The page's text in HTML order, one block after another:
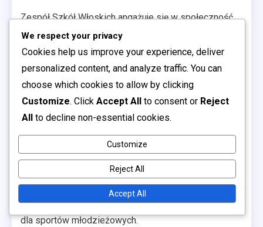
Zespół Szkół Włoskich angażuje się w społeczność
poprzez różne programy wsparcia. Inicjatywy te
często obejmują wizyty w szkołach, kliniki
młodzieżowe i wydarzenia charytatywne mające na
celu promowanie sportu i zdrowego stylu życia wśród
młodych ludzi.
Członkowie społeczności mogą zaangażować się,
wolontaryjnie uczestnicząc w wydarzeniach lub
biorąc udział w działaniach fundraisingowych, które
wspierają lokalne organizacje. Zespół często
współpracuje ze szkołami i centrami
społecznościowymi, aby zapewnić zasoby i wsparcie
dla sportów młodzieżowych.
We respect your privacy
Cookies help us improve your experience, deliver
personalized content, and analyze traffic. You can
choose which cookies to allow by clicking
Customize. Click Accept All to consent or Reject
All to decline non-essential cookies.
Customize
Reject All
Accept All